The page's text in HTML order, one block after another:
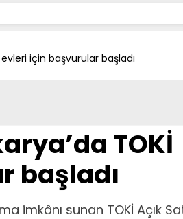
için başvurular başladı
TOKİ
başladı
imkânı sunan TOKİ Açık